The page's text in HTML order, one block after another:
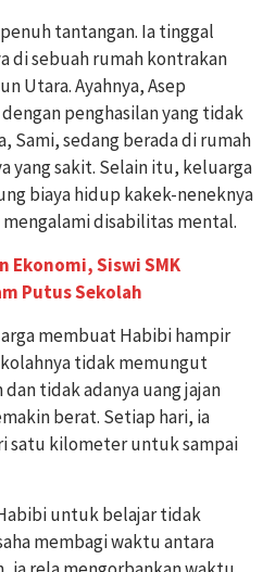
tantangan. Ia tinggal
di sebuah rumah kontrakan
Utara. Ayahnya, Asep
penghasilan yang tidak
Sami, sedang berada di rumah
yang sakit. Selain itu, keluarga
biaya hidup kakek-neneknya
disabilitas mental.
Ekonomi, Siswi SMK
Putus Sekolah
membuat Habibi hampir
tidak memungut
tidak adanya uang jajan
berat. Setiap hari, ia
satu kilometer untuk sampai
untuk belajar tidak
membagi waktu antara